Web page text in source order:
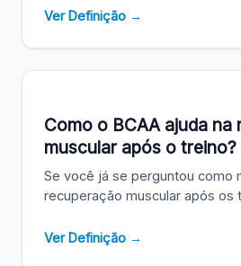
Ver Definição →
Como o BCAA ajuda na
muscular após o treino?
Se você já se perguntou como
recuperação muscular após os
Ver Definição →